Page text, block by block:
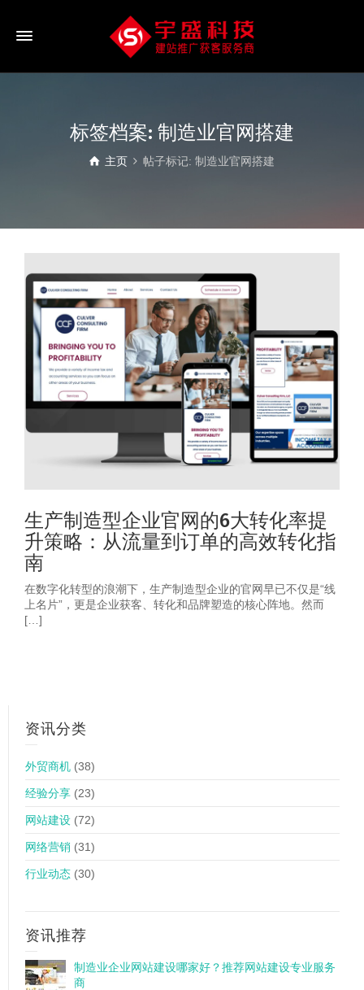
标签档案: 制造业官网搭建
主页 帖子标记: 制造业官网搭建
生产制造型企业官网的6大转化率提
升策略：从流量到订单的高效转化指
南
在数字化转型的浪潮下，生产制造型企业的官网早已不仅是“线
上名片”，更是企业获客、转化和品牌塑造的核心阵地。然而
[…]
资讯分类
外贸商机 (38)
经验分享 (23)
网站建设 (72)
网络营销 (31)
行业动态 (30)
资讯推荐
制造业企业网站建设哪家好？推荐网站建设专业服务
商